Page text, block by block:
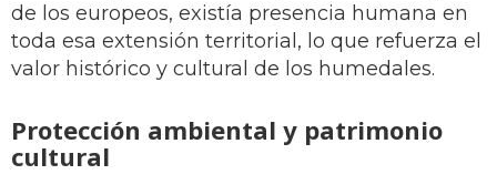
de los europeos, existía presencia humana en
toda esa extensión territorial, lo que refuerza el
valor histórico y cultural de los humedales.
Protección ambiental y patrimonio
cultural